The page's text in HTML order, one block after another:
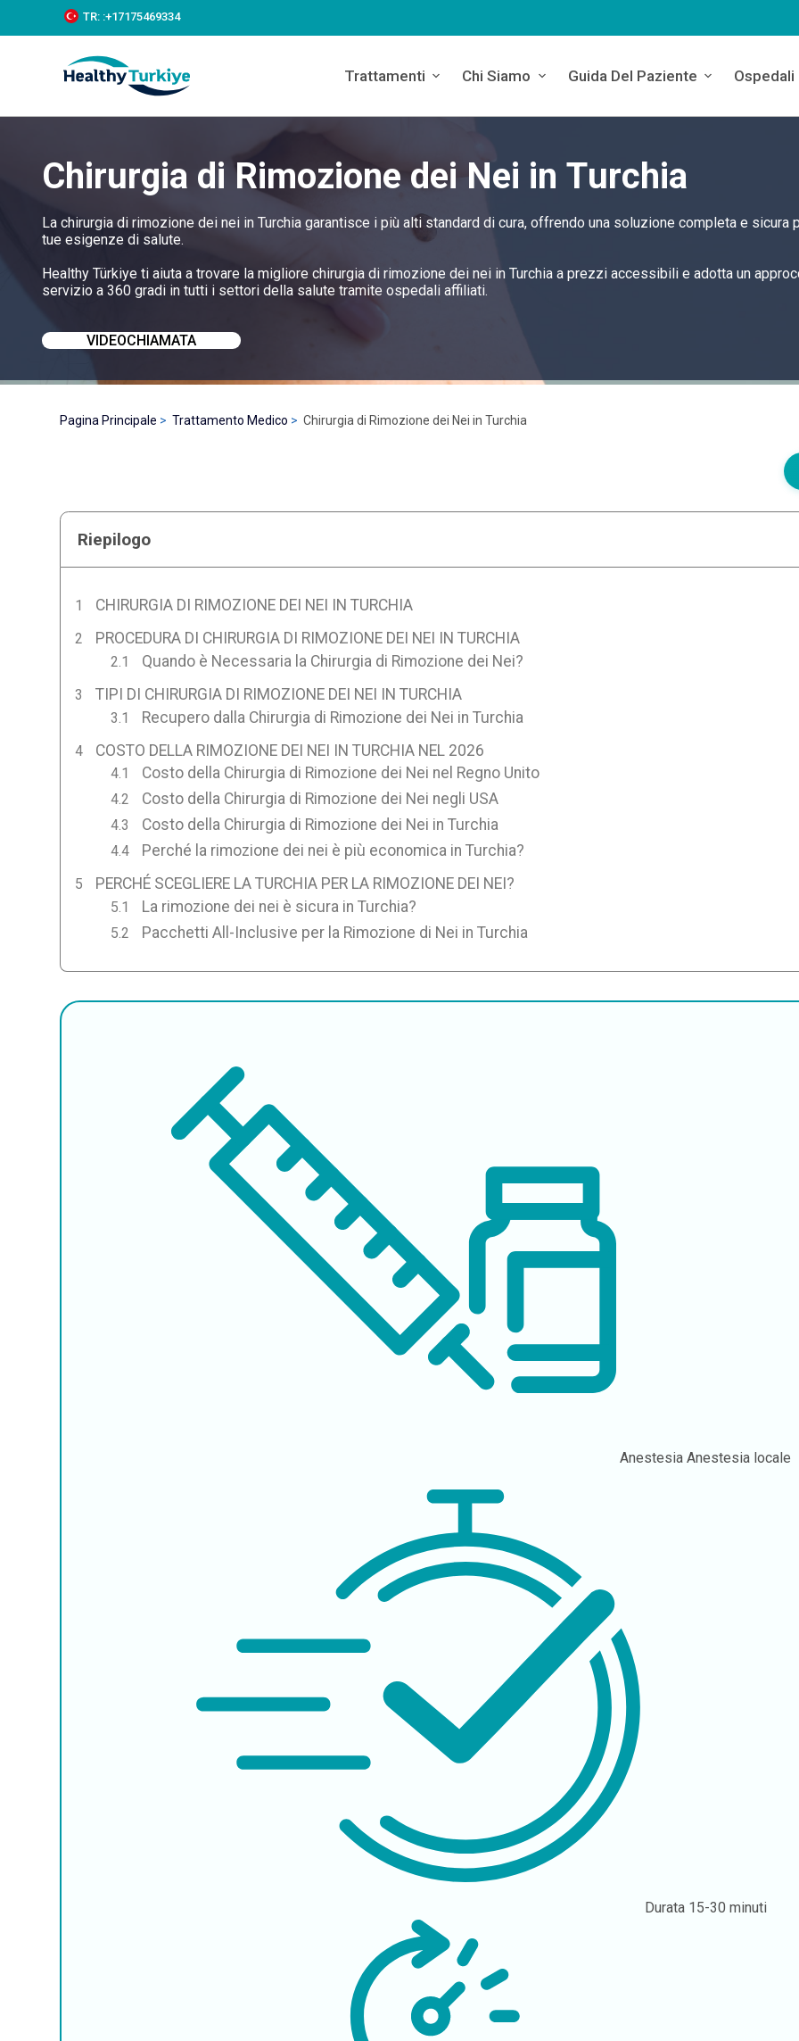
k
c
TR: :+‪17175469334‬
Trattamenti Chi Siamo Guida Del Paziente Ospedali
Chirurgia di Rimozione dei Nei in Turchia
La chirurgia di rimozione dei nei in Turchia garantisce i più alti standard di cura, offrendo una soluzione completa e sicura
tue esigenze di salute.
Healthy Türkiye ti aiuta a trovare la migliore chirurgia di rimozione dei nei in Turchia a prezzi accessibili e adotta un
servizio a 360 gradi in tutti i settori della salute tramite ospedali affiliati.
VIDEOCHIAMATA
Pagina Principale Trattamento Medico Chirurgia di Rimozione dei Nei in Turchia
Riepilogo
CHIRURGIA DI RIMOZIONE DEI NEI IN TURCHIA
PROCEDURA DI CHIRURGIA DI RIMOZIONE DEI NEI IN TURCHIA
Quando è Necessaria la Chirurgia di Rimozione dei Nei?
TIPI DI CHIRURGIA DI RIMOZIONE DEI NEI IN TURCHIA
Recupero dalla Chirurgia di Rimozione dei Nei in Turchia
COSTO DELLA RIMOZIONE DEI NEI IN TURCHIA NEL 2026
Costo della Chirurgia di Rimozione dei Nei nel Regno Unito
Costo della Chirurgia di Rimozione dei Nei negli USA
Costo della Chirurgia di Rimozione dei Nei in Turchia
Perché la rimozione dei nei è più economica in Turchia?
PERCHÉ SCEGLIERE LA TURCHIA PER LA RIMOZIONE DEI NEI?
La rimozione dei nei è sicura in Turchia?
Pacchetti All-Inclusive per la Rimozione di Nei in Turchia
AnestesiaAnestesia locale
Durata 15-30 minuti